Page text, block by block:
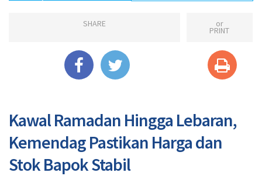
SHARE or
PRINT
Kawal Ramadan Hingga Lebaran,
Kemendag Pastikan Harga dan
Stok Bapok Stabil